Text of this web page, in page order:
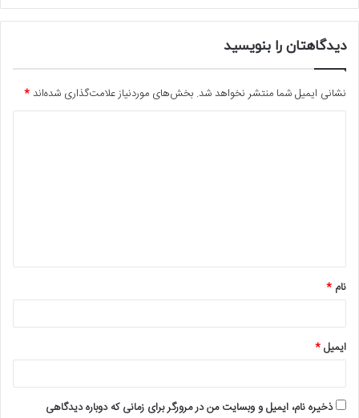
دیدگاهتان را بنویسید
نشانی ایمیل شما منتشر نخواهد شد. بخش‌های موردنیاز علامت‌گذاری شده‌اند*
*
نام *
ایمیل*
ذخیره نام، ایمیل و وبسایت من در مرورگر برای زمانی که دوباره دیدگاهی